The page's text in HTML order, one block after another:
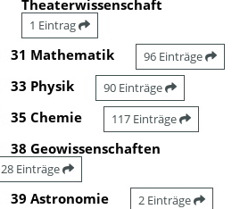
Theaterwissenschaft
1 Eintrag
31 Mathematik 96 Einträge
33 Physik 90 Einträge
35 Chemie 117 Einträge
38 Geowissenschaften
28 Einträge
39 Astronomie 2 Einträge